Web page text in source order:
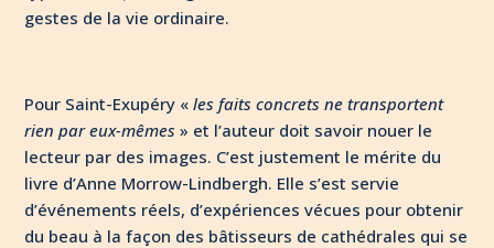
gestes de la vie ordinaire.
Pour Saint-Exupéry «les faits concrets ne transportent
rien par eux-mêmes » et l’auteur doit savoir nouer le
lecteur par des images. C’est justement le mérite du
livre d’Anne Morrow-Lindbergh. Elle s’est servie
d’événements réels, d’expériences vécues pour obtenir
du beau à la façon des bâtisseurs de cathédrales qui se